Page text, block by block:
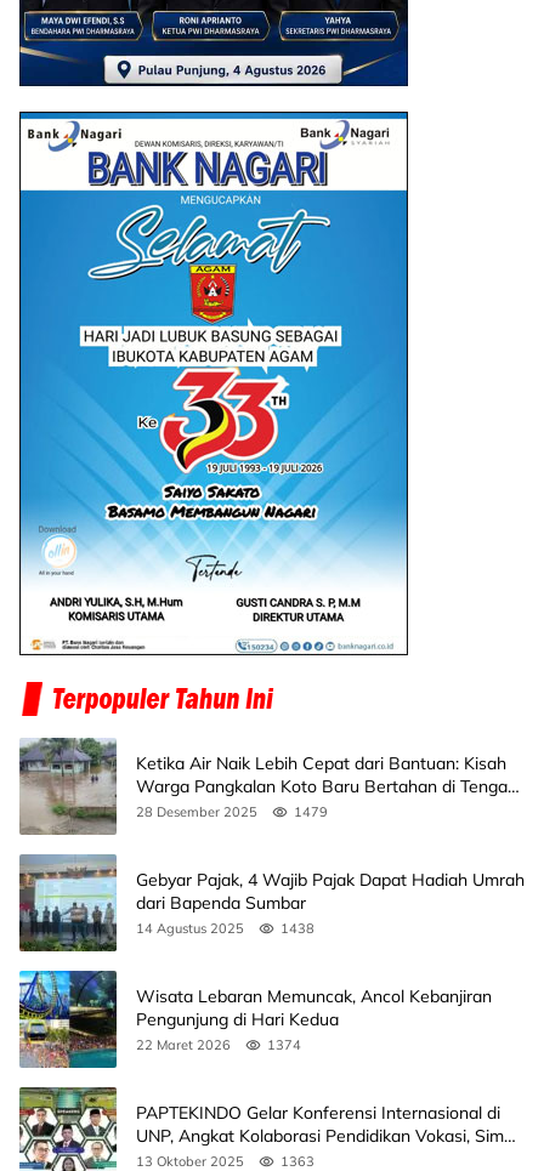
Ketika Air Naik Lebih Cepat dari Bantuan: Kisah
Warga Pangkalan Koto Baru Bertahan di Tengah
Banjir
28 Desember 2025 1479
Gebyar Pajak, 4 Wajib Pajak Dapat Hadiah Umrah
dari Bapenda Sumbar
14 Agustus 2025 1438
Wisata Lebaran Memuncak, Ancol Kebanjiran
Pengunjung di Hari Kedua
22 Maret 2026 1374
PAPTEKINDO Gelar Konferensi Internasional di
UNP, Angkat Kolaborasi Pendidikan Vokasi, Simak
Agendanya
13 Oktober 2025 1363